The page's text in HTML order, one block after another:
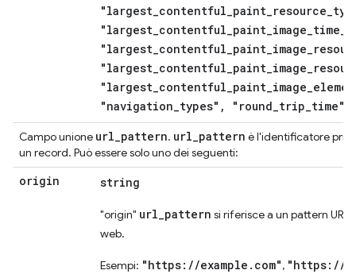
"navigation_types", "round_trip_time"]
Campo unione url_pattern. url_pattern è l'identificatore
un record. Può essere solo uno dei seguenti:
origin string
"origin" url_pattern si riferisce a un pattern URL
web.
Esempi: "https://example.com", "https://